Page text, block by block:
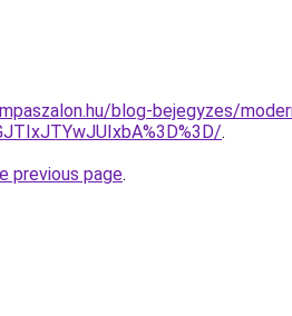
blog-bejegyzes/
.
previous page.